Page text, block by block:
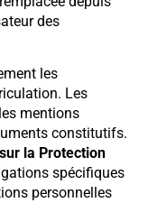
des
les
Les
mentions
constitutifs.
la Protection
spécifiques
personnelles